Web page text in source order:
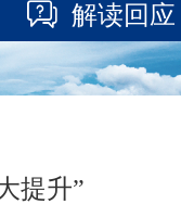
解读回应
提升”